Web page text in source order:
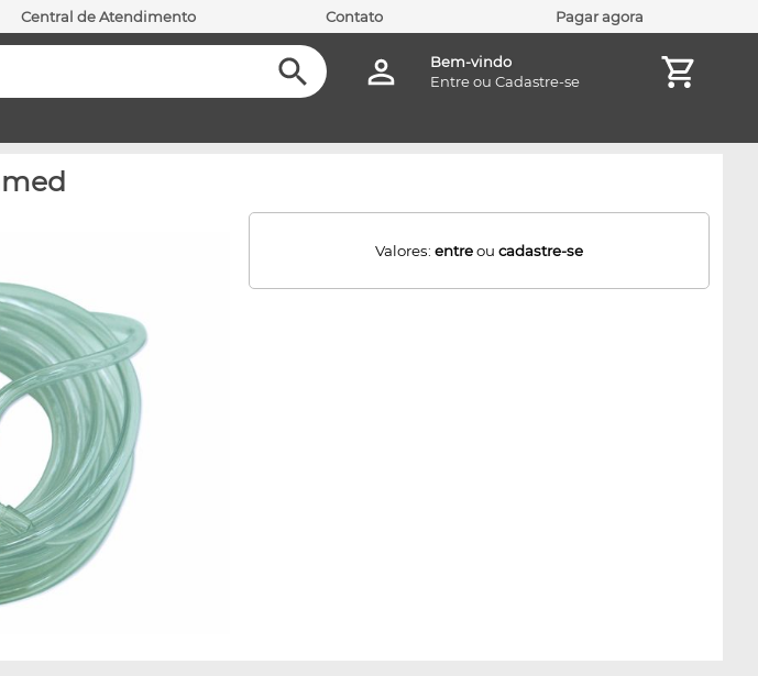
Central de Atendimento Contato Pagar agora
Bem-vindo
Entreou Cadastre-se
Valores:entreoucadastre-se